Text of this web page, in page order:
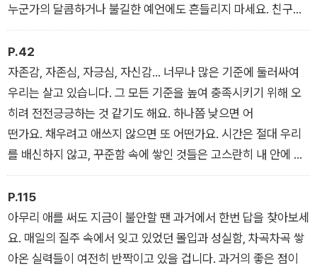
누군가의 달콤하거나 불길한 예언에도 흔들리지 마세요. 친구와
함께일 때나 외롭고 불안할 때도 마찬가지입니다. 아무리 힘든 하
루였어도, 사나운 일진으로 기진맥진한 하루라도 마침내 돌아와
스스로 쉴 수 있는 사람은 당신 자신뿐이기 때문입니다.
【당신을 끝까지 사랑할 수 있는 사람은 당신뿐입니다】
P.42
자존감, 자존심, 자긍심, 자신감… 너무나 많은 기준에 둘러싸여
우리는 살고 있습니다. 그 모든 기준을 높여 충족시키기 위해 오
히려 전전긍긍하는 것 같기도 해요. 하나쯤 낮으면 어
떤가요. 채우려고 애쓰지 않으면 또 어떤가요. 시간은 절대 우리
를 배신하지 않고, 꾸준함 속에 쌓인 것들은 고스란히 내 안에 있
습니다. 그러니 해보는 수밖에요. 스스로를 배신하지 않기 위해.
언젠가 빛날 거라는 사실 하나만을 믿으면서.
【언젠가 빛날 거라는 마음 하나만을 믿으면서】
P.115
아무리 애를 써도 지금이 불안할 땐 과거에서 한번 답을 찾아보세
요. 매일의 질주 속에서 잊고 있었던 몰입과 성실함, 차곡차곡 쌓
아온 실력들이 여전히 반짝이고 있을 겁니다. 과거의 좋은 점이